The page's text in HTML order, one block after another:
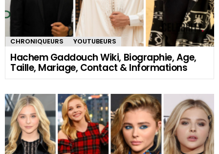
CHRONIQUEURS YOUTUBEURS
Hachem Gaddouch Wiki, Biographie, Age,
Taille, Mariage, Contact & Informations